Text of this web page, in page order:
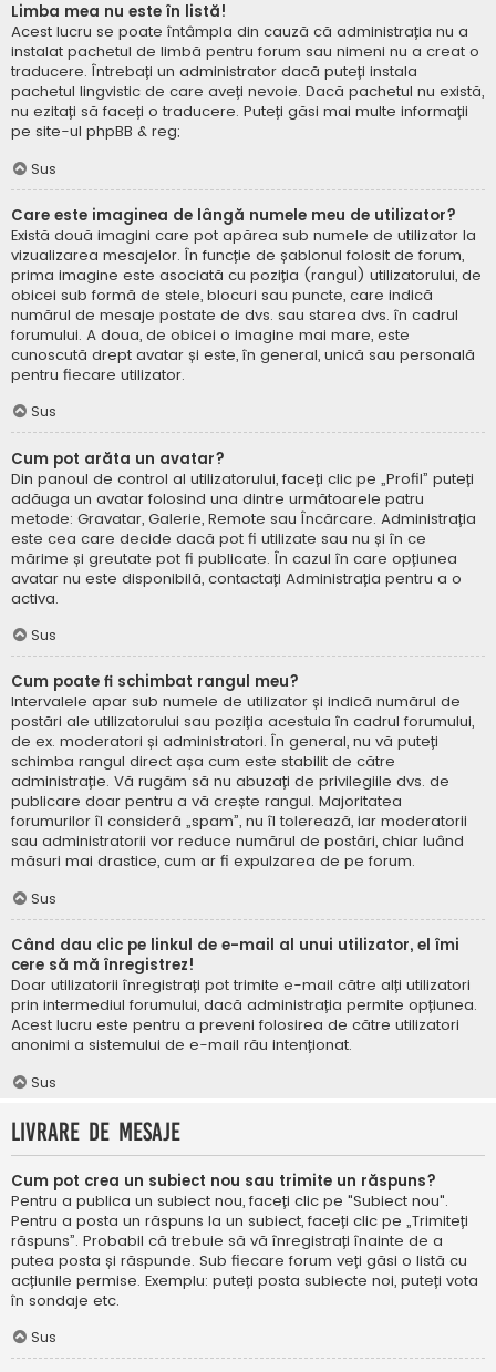
Limba mea nu este în listă!
Acest lucru se poate întâmpla din cauză că administrația nu a
instalat pachetul de limbă pentru forum sau nimeni nu a creat o
traducere. Întrebați un administrator dacă puteți instala
pachetul lingvistic de care aveți nevoie. Dacă pachetul nu există,
nu ezitați să faceți o traducere. Puteți găsi mai multe informații
pe site-ul phpBB & reg;
Sus
Care este imaginea de lângă numele meu de utilizator?
Există două imagini care pot apărea sub numele de utilizator la
vizualizarea mesajelor. În funcție de șablonul folosit de forum,
prima imagine este asociată cu poziția (rangul) utilizatorului, de
obicei sub formă de stele, blocuri sau puncte, care indică
numărul de mesaje postate de dvs. sau starea dvs. în cadrul
forumului. A doua, de obicei o imagine mai mare, este
cunoscută drept avatar și este, în general, unică sau personală
pentru fiecare utilizator.
Sus
Cum pot arăta un avatar?
Din panoul de control al utilizatorului, faceți clic pe „Profil” puteți
adăuga un avatar folosind una dintre următoarele patru
metode: Gravatar, Galerie, Remote sau Încărcare. Administrația
este cea care decide dacă pot fi utilizate sau nu și în ce
mărime și greutate pot fi publicate. În cazul în care opțiunea
avatar nu este disponibilă, contactați Administrația pentru a o
activa.
Sus
Cum poate fi schimbat rangul meu?
Intervalele apar sub numele de utilizator și indică numărul de
postări ale utilizatorului sau poziția acestuia în cadrul forumului,
de ex. moderatori și administratori. În general, nu vă puteți
schimba rangul direct așa cum este stabilit de către
administrație. Vă rugăm să nu abuzați de privilegiile dvs. de
publicare doar pentru a vă crește rangul. Majoritatea
forumurilor îl consideră „spam”, nu îl tolerează, iar moderatorii
sau administratorii vor reduce numărul de postări, chiar luând
măsuri mai drastice, cum ar fi expulzarea de pe forum.
Sus
Când dau clic pe linkul de e-mail al unui utilizator, el îmi
cere să mă înregistrez!
Doar utilizatorii înregistrați pot trimite e-mail către alți utilizatori
prin intermediul forumului, dacă administrația permite opțiunea.
Acest lucru este pentru a preveni folosirea de către utilizatori
anonimi a sistemului de e-mail rău intenționat.
Sus
Livrare de mesaje
Cum pot crea un subiect nou sau trimite un răspuns?
Pentru a publica un subiect nou, faceți clic pe "Subiect nou".
Pentru a posta un răspuns la un subiect, faceți clic pe „Trimiteți
răspuns”. Probabil că trebuie să vă înregistrați înainte de a
putea posta și răspunde. Sub fiecare forum veți găsi o listă cu
acțiunile permise. Exemplu: puteți posta subiecte noi, puteți vota
în sondaje etc.
Sus